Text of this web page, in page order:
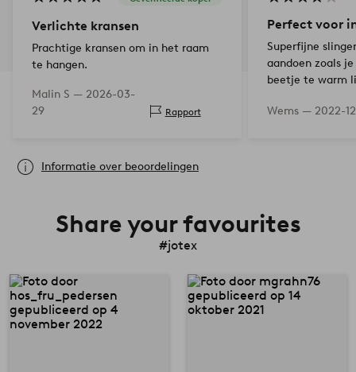
Verlichte kransen
Prachtige kransen om in het raam
te hangen.
Malin S — 2026-03-
29
Rapport
Perfect voor
Superfijne
aandoen zoals
beetje te warm
Wems — 2022-
Informatie over beoordelingen
Share your favourites
#jotex